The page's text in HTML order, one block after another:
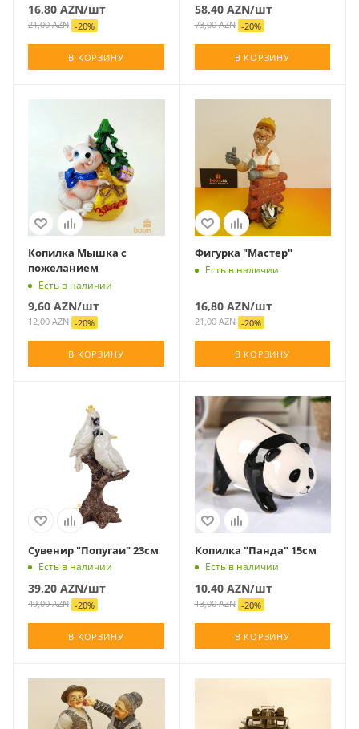
16,80 AZN/шт
21,00AZN -20%
В КОРЗИНУ
58,40AZN/шт
73,00AZN -20%
В КОРЗИНУ
Копилка Мышка с
пожеланием
Есть в наличии
9,60 AZN/шт
12,00AZN -20%
В КОРЗИНУ
Фигурка "Мастер"
Есть в наличии
16,80AZN/шт
21,00AZN -20%
В КОРЗИНУ
Сувенир "Попугаи" 23см
Есть в наличии
39,20 AZN/шт
49,00AZN -20%
В КОРЗИНУ
Копилка "Панда" 15см
Есть в наличии
10,40AZN/шт
13,00AZN -20%
В КОРЗИНУ